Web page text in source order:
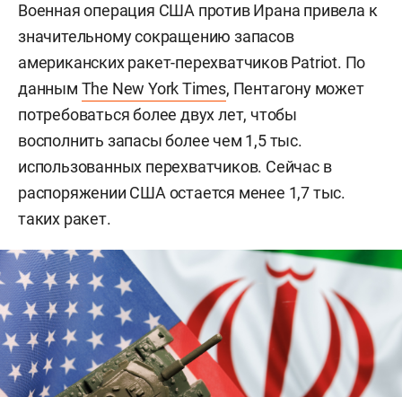
Военная операция США против Ирана привела к
значительному сокращению запасов
американских ракет-перехватчиков Patriot. По
данным The New York Times, Пентагону может
потребоваться более двух лет, чтобы
восполнить запасы более чем 1,5 тыс.
использованных перехватчиков. Сейчас в
распоряжении США остается менее 1,7 тыс.
таких ракет.